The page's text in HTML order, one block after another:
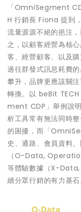
「OmniSegment
H 行銷長 Fiona 提到
流量源源不絕的挹注
之，以顧客經營為核
客、經營顧客、以及
過往群發式訊息耗費
攀升，品牌更應該關
轉換。以 beBit
ment CDP」舉例說
析工具常有無法同時
的困擾，而「
史、通路、會員資料
（O-Data,
等體驗數據（X-
續分眾行銷的有力基石